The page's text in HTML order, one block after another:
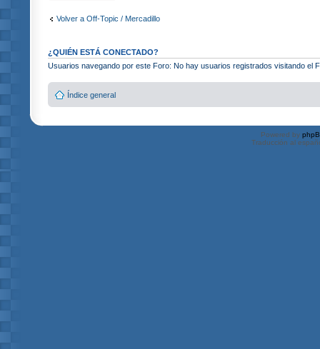
Volver a Off-Topic / Mercadillo
¿QUIÉN ESTÁ CONECTADO?
Usuarios navegando por este Foro: No hay usuarios registrados visitando el
Índice general
Powered by
Traducción al